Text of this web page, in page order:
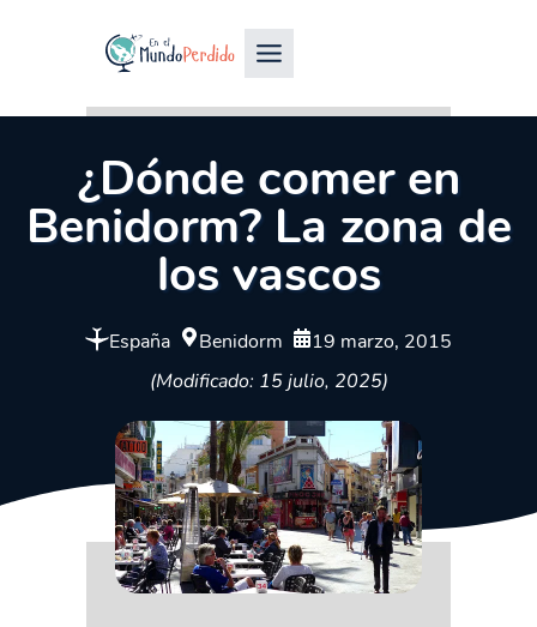
¿Dónde comer en
Benidorm? La zona de
los vascos
España Benidorm
19 marzo, 2015
(Modificado: 15 julio, 2025)